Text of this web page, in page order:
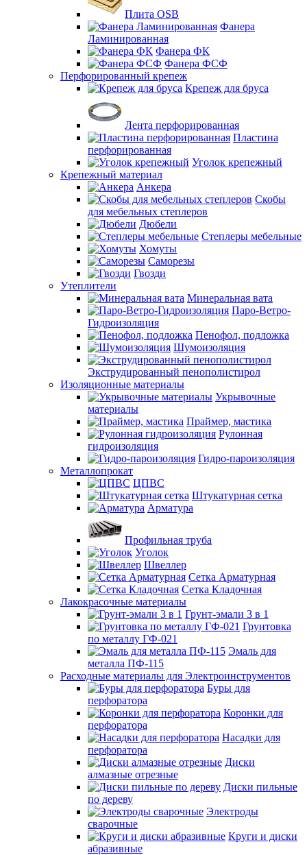
Плита OSB
Фанера
Ламинированная
Фанера ФК
Фанера ФСФ
Перфорированный крепеж
Крепеж для бруса
Лента перфорированная
Пластина
перфорированная
Уголок крепежный
Крепежный материал
Анкера
Скобы
для мебельных степлеров
Дюбели
Степлеры мебельные
Хомуты
Саморезы
Гвозди
Утеплители
Минеральная вата
Паро-Ветро-
Гидроизоляция
Пенофол, подложка
Шумоизоляция
Экструдированный пенополистирол
Изоляционные материалы
Укрывочные
материалы
Праймер, мастика
Рулонная
гидроизоляция
Гидро-пароизоляция
Металлопрокат
ЦПВС
Штукатурная сетка
Арматура
Профильная труба
Уголок
Швеллер
Сетка Арматурная
Сетка Кладочная
Лакокрасочные материалы
Грунт-эмали 3 в 1
Грунтовка
по металлу ГФ-021
Эмаль для
металла ПФ-115
Расходные материалы для Электроинструментов
Буры для
перфоратора
Коронки для
перфоратора
Насадки для
перфоратора
Диски
алмазные отрезные
Диски пильные
по дереву
Электроды
сварочные
Круги и диски
абразивные